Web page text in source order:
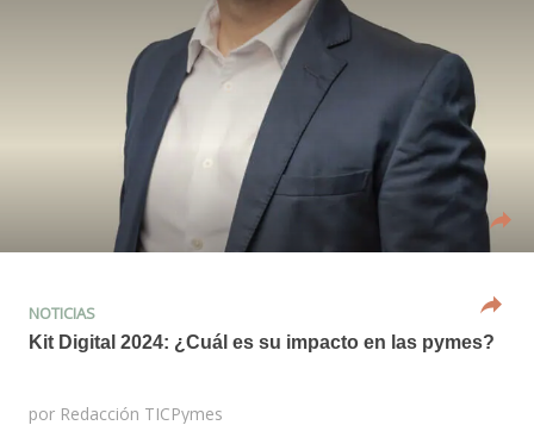
NOTICIAS
Kit Digital 2024: ¿Cuál es su impacto en las pymes?
por Redacción TICPymes